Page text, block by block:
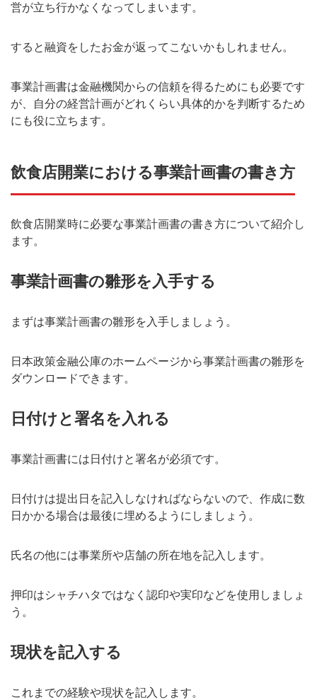
営が立ち行かなくなってしまいます。
すると融資をしたお金が返ってこないかもしれません。
事業計画書は金融機関からの信頼を得るためにも必要です
が、自分の経営計画がどれくらい具体的かを判断するため
にも役に立ちます。
飲食店開業における事業計画書の書き方
飲食店開業時に必要な事業計画書の書き方について紹介し
ます。
事業計画書の雛形を入手する
まずは事業計画書の雛形を入手しましょう。
日本政策金融公庫のホームページから事業計画書の雛形を
ダウンロードできます。
日付けと署名を入れる
事業計画書には日付けと署名が必須です。
日付けは提出日を記入しなければならないので、作成に数
日かかる場合は最後に埋めるようにしましょう。
氏名の他には事業所や店舗の所在地を記入します。
押印はシャチハタではなく認印や実印などを使用しましょ
う。
現状を記入する
これまでの経験や現状を記入します。